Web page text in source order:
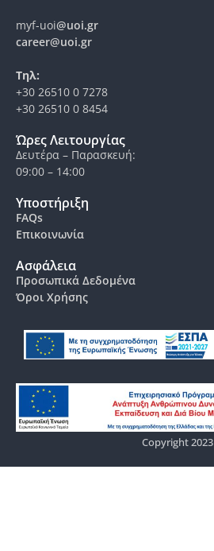
myf-uoi@uoi.gr
career@uoi.gr
Τηλ:
+30 26510 0 7278
+30 26510 0 8454
Ώρες Λειτουργίας
Δευτέρα – Παρασκευή:
09:00 – 14:00
Υποστήριξη
FAQs
Επικοινωνία
Ασφάλεια
Προσωπικά Δεδομένα
Όροι Χρήσης
Copyright 2023